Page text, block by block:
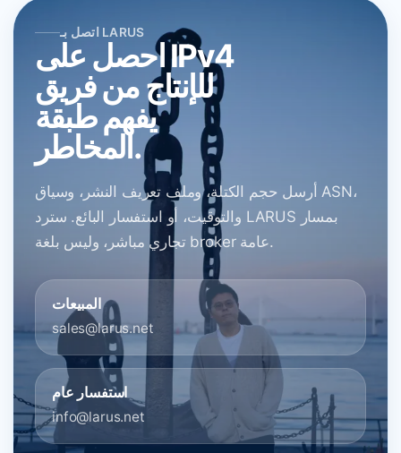
اتصل بـ LARUS
احصل على IPv4
للإنتاج من فريق
يفهم طبقة
المخاطر.
أرسل حجم الكتلة، وملف تعريف النشر، وسياق ASN،
والتوقيت، أو استفسار البائع. سترد LARUS بمسار
تجاري مباشر، وليس بلغة broker عامة.
المبيعات
sales@larus.net
استفسار عام
info@larus.net